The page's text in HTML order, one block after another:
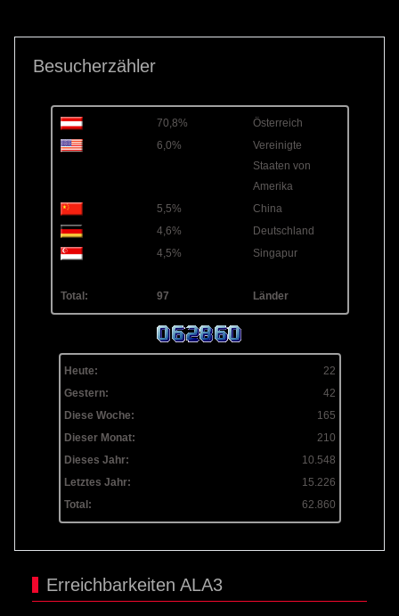
Besucherzähler
70,8%
Österreich
6,0%
Vereinigte
Staaten von
Amerika
5,5%
China
4,6%
Deutschland
4,5%
Singapur
Total: 97 Länder
Heute:
22
Gestern:
42
Diese Woche:
165
Dieser Monat:
210
Dieses Jahr:
10.548
Letztes Jahr:
15.226
Total:
62.860
Erreichbarkeiten ALA3